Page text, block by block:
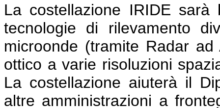
La costellazione IRIDE
tecnologie di rilevamento
microonde (tramite Radar ad
ottico a varie risoluzioni
La costellazione aiuterà il
altre amministrazioni a